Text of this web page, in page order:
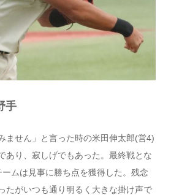
手
ません」と言った時の米田伸太郎(営4)
あり、寂しげでもあった。最終戦とな
ムは見事に勝ち点を獲得した。残念
たがいつも通り明るく大きな掛け声で